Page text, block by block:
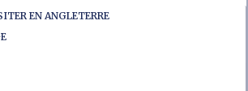
EN ANGLETERRE